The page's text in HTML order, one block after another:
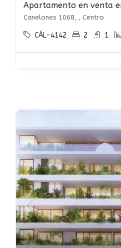
Canelones 1068, , Centro
CÁL-4142 2 1